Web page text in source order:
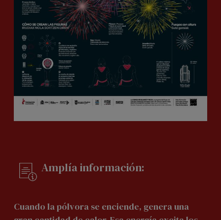
Amplía información:
Cuando la pólvora se enciende, genera una